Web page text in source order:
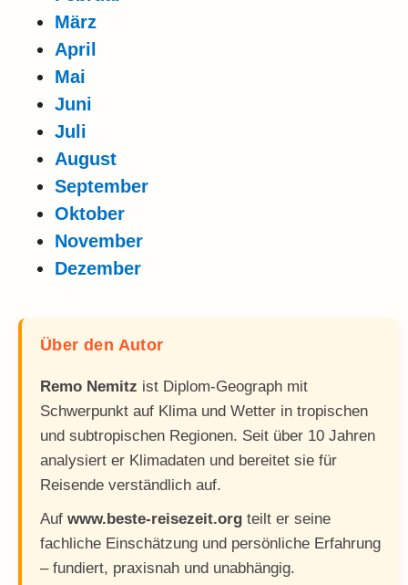
März
April
Mai
Juni
Juli
August
September
Oktober
November
Dezember
Über den Autor
Remo Nemitz ist Diplom-Geograph mit
Schwerpunkt auf Klima und Wetter in tropischen
und subtropischen Regionen. Seit über 10 Jahren
analysiert er Klimadaten und bereitet sie für
Reisende verständlich auf.
Auf www.beste-reisezeit.org teilt er seine
fachliche Einschätzung und persönliche Erfahrung
– fundiert, praxisnah und unabhängig.